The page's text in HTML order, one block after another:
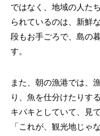
ではなく、地域の人た
られているのは、新鮮
段もお手ごろで、島の
す。
また、朝の漁港では、
り、魚を仕分けたりす
キパキとしていて、見
「これが、観光地じゃ